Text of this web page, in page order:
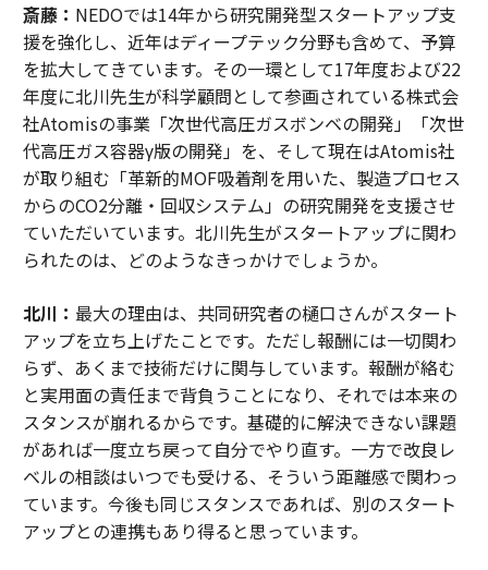
斎藤： NEDOでは14年から研究開発型スタートアップ支
援を強化し、近年はディープテック分野も含めて、予算
を拡大してきています。その一環として17年度および22
年度に北川先生が科学顧問として参画されている株式会
社Atomisの事業「次世代高圧ガスボンベの開発」「次世
代高圧ガス容器γ版の開発」を、そして現在はAtomis社
が取り組む「革新的MOF吸着剤を用いた、製造プロセス
からのCO2分離・回収システム」の研究開発を支援させ
ていただいています。北川先生がスタートアップに関わ
られたのは、どのようなきっかけでしょうか。
北川： 最大の理由は、共同研究者の樋口さんがスタート
アップを立ち上げたことです。ただし報酬には一切関わ
らず、あくまで技術だけに関与しています。報酬が絡む
と実用面の責任まで背負うことになり、それでは本来の
スタンスが崩れるからです。基礎的に解決できない課題
があれば一度立ち戻って自分でやり直す。一方で改良レ
ベルの相談はいつでも受ける、そういう距離感で関わっ
ています。今後も同じスタンスであれば、別のスタート
アップとの連携もあり得ると思っています。